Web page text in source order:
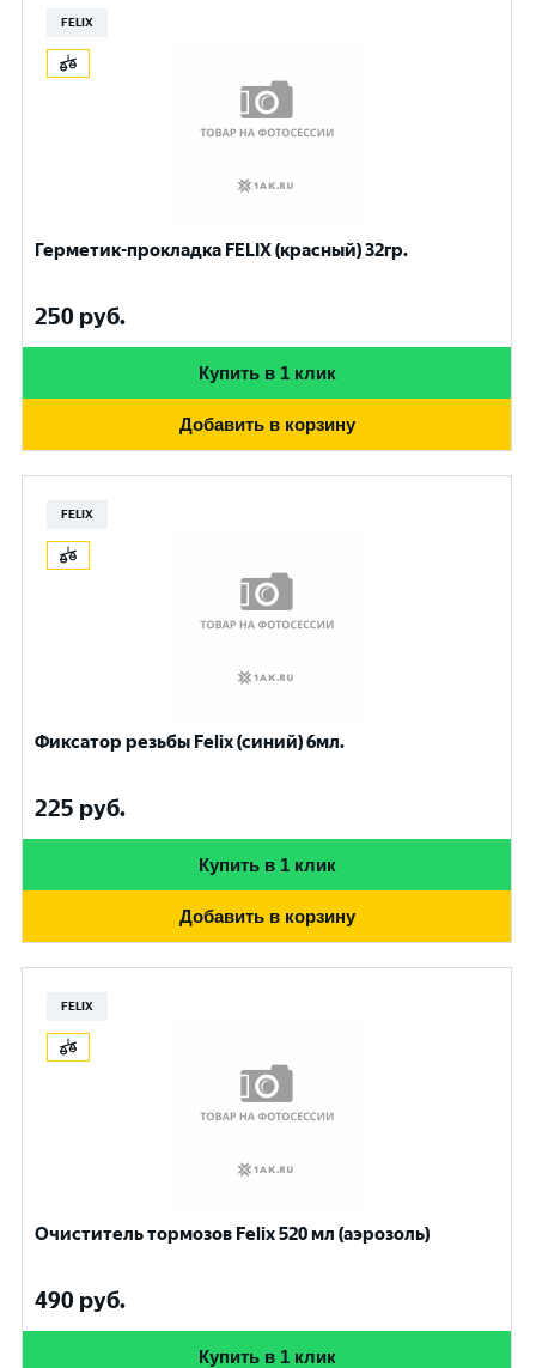
FELIX
Герметик-прокладка FELIX (красный) 32гр.
250 руб.
Купить в 1 клик
Добавить в корзину
FELIX
Фиксатор резьбы Felix (синий) 6мл.
225 руб.
Купить в 1 клик
Добавить в корзину
FELIX
Очиститель тормозов Felix 520 мл (аэрозоль)
490 руб.
Купить в 1 клик